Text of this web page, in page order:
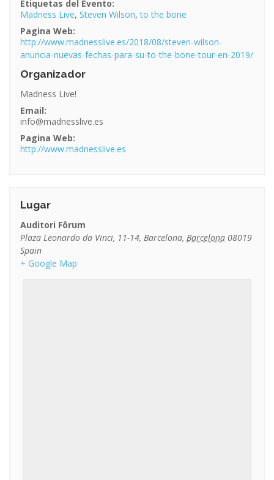
Etiquetas del Evento:
Madness Live, Steven Wilson,to the bone
Pagina Web:
http://www.madnesslive.es/2018/08/steven-wilson-
anuncia-nuevas-fechas-para-su-to-the-bone-tour-en-2019/
Organizador
Madness Live!
Email:
info@madnesslive.es
Pagina Web:
http://www.madnesslive.es
Lugar
Auditori Fôrum
Plaza Leonardo da Vinci, 11-14, Barcelona, Barcelona 08019
Spain
+ Google Map